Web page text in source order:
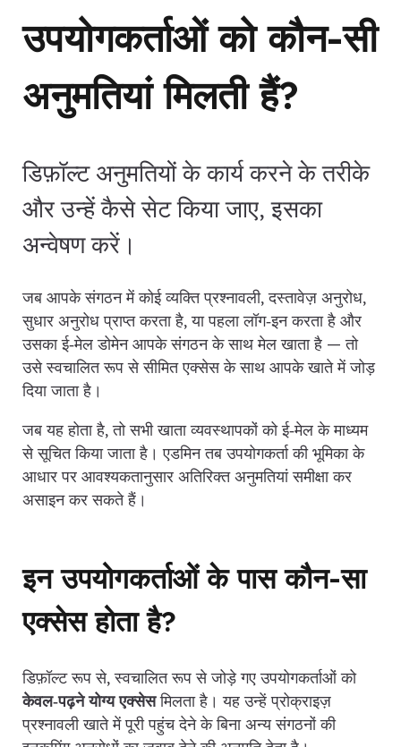
उपयोगकर्ताओं को कौन-सी
अनुमतियां मिलती हैं?
डिफ़ॉल्ट अनुमतियों के कार्य करने के तरीके
और उन्हें कैसे सेट किया जाए, इसका
अन्वेषण करें।
जब आपके संगठन में कोई व्यक्ति प्रश्नावली, दस्तावेज़ अनुरोध,
सुधार अनुरोध प्राप्त करता है, या पहला लॉग‑इन करता है और
उसका ई‑मेल डोमेन आपके संगठन के साथ मेल खाता है — तो
उसे स्वचालित रूप से सीमित एक्सेस के साथ आपके खाते में जोड़
दिया जाता है।
जब यह होता है, तो सभी खाता व्यवस्थापकों को ई‑मेल के माध्यम
से सूचित किया जाता है। एडमिन तब उपयोगकर्ता की भूमिका के
आधार पर आवश्यकतानुसार अतिरिक्त अनुमतियां समीक्षा कर
असाइन कर सकते हैं।
इन उपयोगकर्ताओं के पास कौन-सा
एक्सेस होता है?
डिफ़ॉल्ट रूप से, स्वचालित रूप से जोड़े गए उपयोगकर्ताओं को
केवल‑पढ़ने योग्य एक्सेसमिलता है। यह उन्हें प्रोक्राइज़
प्रश्नावली खाते में पूरी पहुंच देने के बिना अन्य संगठनों की